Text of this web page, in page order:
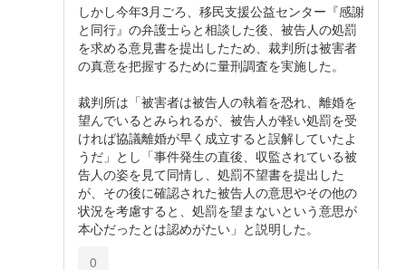
しかし今年3月ごろ、移民支援公益センター『感謝
と同行』の弁護士らと相談した後、被告人の処罰
を求める意見書を提出したため、裁判所は被害者
の真意を把握するために量刑調査を実施した。
裁判所は「被害者は被告人の執着を恐れ、離婚を
望んでいるとみられるが、被告人が軽い処罰を受
ければ協議離婚が早く成立すると誤解していたよ
うだ」とし「事件発生の直後、収監されている被
告人の姿を見て同情し、処罰不望書を提出した
が、その後に確認された被告人の意思やその他の
状況を考慮すると、処罰を望まないという意思が
本心だったとは認めがたい」と説明した。
0